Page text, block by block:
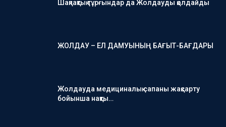
Шақпақтық тұрғындар да Жолдауды қолдайды
ЖОЛДАУ – ЕЛ ДАМУЫНЫҢ БАҒЫТ-БАҒДАРЫ
Жолдауда медициналық сапаны жақсарту
бойынша нақты…